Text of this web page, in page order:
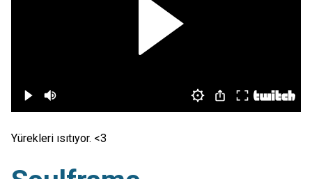
Yürekleri ısıtıyor. <3